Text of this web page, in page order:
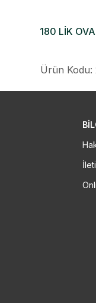
180 LİK
Ürün Kodu: